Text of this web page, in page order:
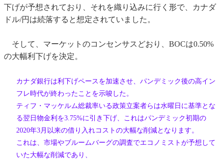
下げが予想されており、それを織り込みに行く形で、カナダ
ドル/円は続落すると想定されていました。
そして、マーケットのコンセンサスどおり、BOCは0.50%
の大幅利下げを決定。
カナダ銀行は利下げペースを加速させ、パンデミック後の高イン
フレ時代が終わったことを示唆した。
ティフ・マッケルム総裁率いる政策立案者らは水曜日に基準とな
る翌日物金利を3.75%に引き下げ、これはパンデミック初期の
2020年3月以来の借り入れコストの大幅な削減となります。
これは、市場やブルームバーグの調査でエコノミストが予想して
いた大幅な削減であり、